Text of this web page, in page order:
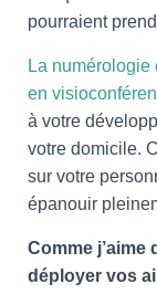
pourraient
La
en
à votre
votre domicile.
sur votre
épanouir
Comme
déployer vos